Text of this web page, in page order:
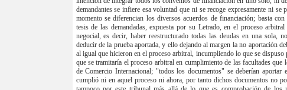
demandantes se infiere esa voluntad que ni se recoge expresamente ni
momento se diferencian los diversos acuerdos de financiación; basta
tesis de las demandadas, expuesta por su Letrado, en el proceso
negocial, es decir, haber reestructurado todas las deudas en una sola,
deducir de la prueba aportada, y ello dejando al margen la no aportación
al igual que hicieron en el proceso arbitral, incumpliendo lo que se
que se tramitaría el proceso arbitral en cumplimiento de las facultades
de Comercio Internacional; "todos los documentos" se deberían
cumplió ni en aquel proceso ni ahora, por tanto dichos documentos no